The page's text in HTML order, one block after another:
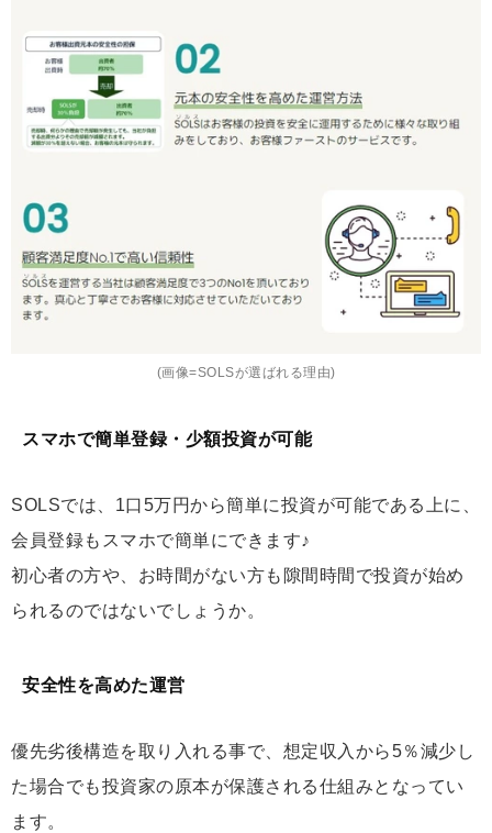
(画像=SOLSが選ばれる理由)
スマホで簡単登録・少額投資が可能
SOLSでは、1口5万円から簡単に投資が可能である上に、
会員登録もスマホで簡単にできます♪
初心者の方や、お時間がない方も隙間時間で投資が始め
られるのではないでしょうか。
安全性を高めた運営
優先劣後構造を取り入れる事で、想定収入から5％減少し
た場合でも投資家の原本が保護される仕組みとなってい
ます。